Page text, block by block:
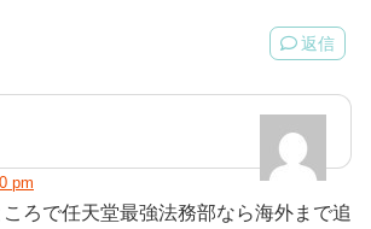
返信
pm
ろで任天堂最強法務部なら海外まで追